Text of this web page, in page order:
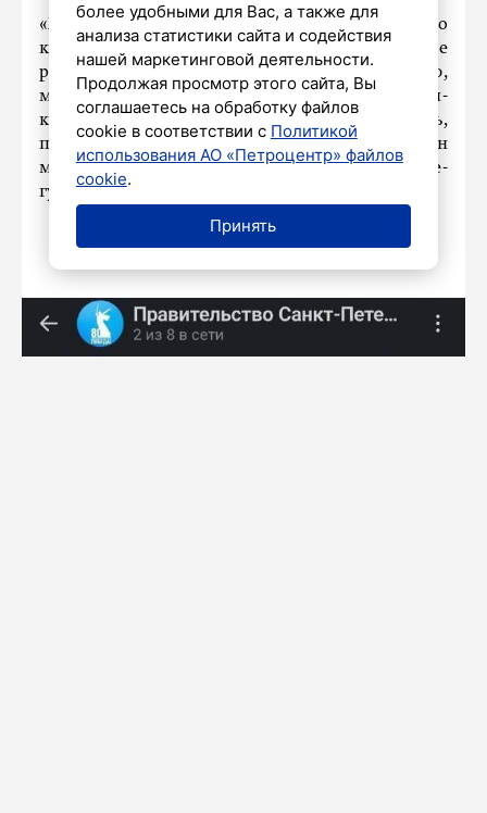
«Хочется, конечно, открыть там свой канал, но
как только, так сразу. Пока что перевел туда все
рабочие контакты, чего и вам советую. Знаю,
многие администраторы городских телеграм-
каналов трепетно следят за новостями здесь,
поэтому прикрепляю к посту эксклюзив – скрин
моей личной переписки», – написал вице-
губернатор.
более удобными для Вас, а также для
анализа статистики сайта и содействия
нашей маркетинговой деятельности.
Продолжая просмотр этого сайта, Вы
соглашаетесь на обработку файлов
cookie в соответствии с Политикой
использования АО «Петроцентр» файлов
cookie.
Принять